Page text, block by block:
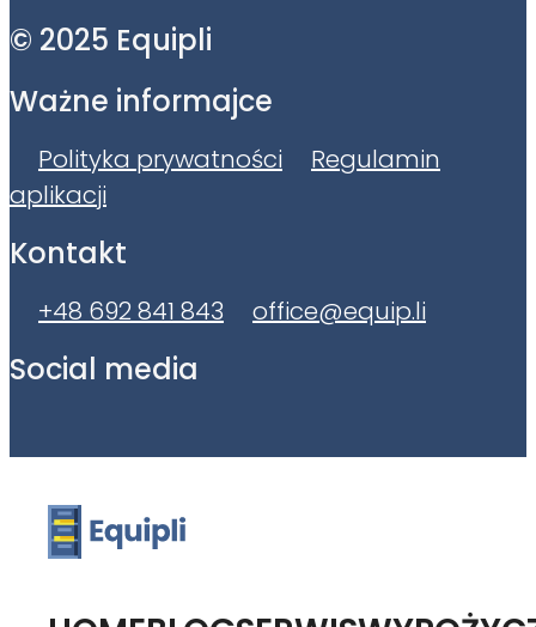
© 2025 Equipli
Ważne informajce
Polityka prywatności
Regulamin
aplikacji
Kontakt
+48 692 841 843 office@equip.li
Social media